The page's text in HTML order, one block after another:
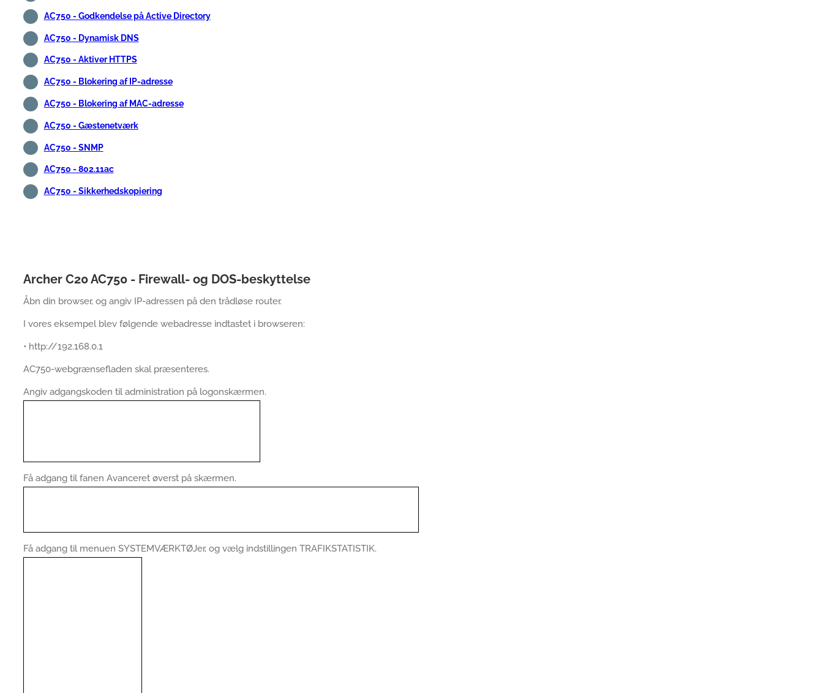
AC750 - Godkendelse på Active Directory
AC750 - Dynamisk DNS
AC750 - Aktiver HTTPS
AC750 - Blokering af IP-adresse
AC750 - Blokering af MAC-adresse
AC750 - Gæstenetværk
AC750 - SNMP
AC750 - 802.11ac
AC750 - Sikkerhedskopiering
Archer C20 AC750 - Firewall- og DOS-beskyttelse
Åbn din browser, og angiv IP-adressen på den trådløse router.
I vores eksempel blev følgende webadresse indtastet i browseren:
• http://192.168.0.1
AC750-webgrænsefladen skal præsenteres.
Angiv adgangskoden til administration på logonskærmen.
Få adgang til fanen Avanceret øverst på skærmen.
Få adgang til menuen SYSTEMVÆRKTØJer, og vælg indstillingen TRAFIKSTATISTIK.